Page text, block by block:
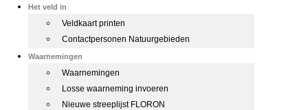
Het veld in
Veldkaart printen
Contactpersonen Natuurgebieden
Waarnemingen
Waarnemingen
Losse waarneming invoeren
Nieuwe streeplijst FLORON